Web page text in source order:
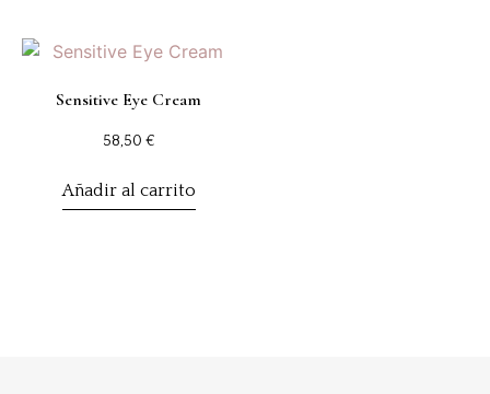
Sensitive Eye Cream
58,50 €
Añadir al carrito